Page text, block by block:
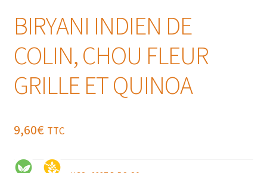
BIRYANI INDIEN DE
COLIN, CHOU FLEUR
GRILLE ET QUINOA
9,60€ TTC